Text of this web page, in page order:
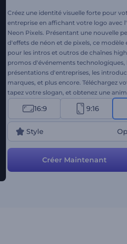
Créez une identité visuelle forte pour
entreprise en affichant votre logo avec
Neon Pixels. Présentant une nouvelle
d'effets de néon et de pixels, ce modèle
pour les intros et outros de chaînes
promos d'événements technologiques,
présentations d'entreprises, les
marques, et plus encore. Téléchargez
tapez votre slogan, et obtenez une
logo hi-tech en quelques minutes.
maintenant !
16:9 9:16
Style
Créer Maintenant